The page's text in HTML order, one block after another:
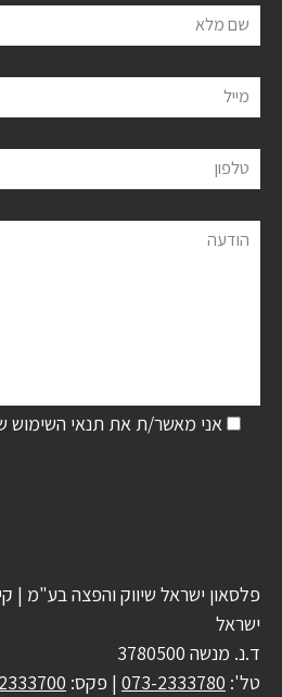
שם מלא
מייל
טלפון
הודעה
אני מאשר/ת את תנאי השימוש
פלסאון ישראל שיווק והפצה בע"מ |
ישראל
ד.נ. מנשה 3780500
טל': 073-2333780 | פקס: